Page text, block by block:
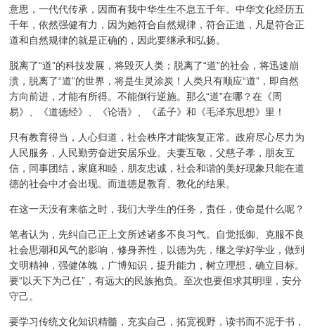
意思，一代代传承，因而有我中华生生不息五千年。中华文化经历五
千年，依然强健有力，因为她符合自然规律，符合正道，凡是符合正
道和自然规律的就是正确的，因此要继承和弘扬。
脱离了“道”的科技发展，将毁灭人类；脱离了“道”的社会，将迅速崩
溃，脱离了“道”的世界，将是生灵涂炭！人类只有顺应“道”，即自然
方向前进，才能有所得。不能倒行逆施。那么“道”在哪？在《周
易》、《道德经》、《论语》、《孟子》和《毛泽东思想》里！
只有教育得当，人心归道，社会秩序才能恢复正常。政府尽心尽力为
人民服务，人民勤劳奋进安居乐业。夫妻互敬，父慈子孝，朋友互
信，同事团结，家庭和睦，朋友忠诚，社会和谐的美好现象只能在道
德的社会中才会出现。而道德是教育、教化的结果。
在这一天没有来临之时，我们大学生的任务，责任，使命是什么呢？
笔者认为，先纠自己正上文所述诸多不良习气。自觉抵御、克服不良
社会思潮和风气的影响，修身养性，以德为先，继之学好学业，做到
文明精神，强健体魄，广博知识，提升能力，树立理想，确立目标。
要“以天下为己任”，有远大的民族抱负。至次也要但求其明理，安分
守己。
要学习传统文化知识精髓，充实自己，拓宽视野，读书而不泥于书，